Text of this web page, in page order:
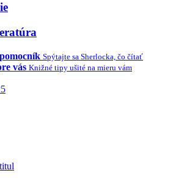
Spýtajte sa Sherlocka, čo čítať
vás Knižné tipy ušité na mieru vám